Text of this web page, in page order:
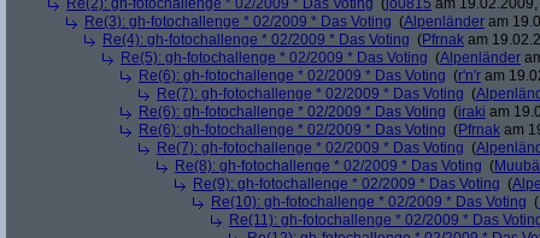
Re(2): gh-fotochallenge * 02/2009 * Das Voting (jo0815 am
Re(3): gh-fotochallenge * 02/2009 * Das Voting (Alpenländer am
Re(4): gh-fotochallenge * 02/2009 * Das Voting (Pfrnak am
Re(5): gh-fotochallenge * 02/2009 * Das Voting (Alpenländer
Re(6): gh-fotochallenge * 02/2009 * Das Voting (r'n'r am
Re(7): gh-fotochallenge * 02/2009 * Das Voting (
Re(6): gh-fotochallenge * 02/2009 * Das Voting (iraki am
Re(6): gh-fotochallenge * 02/2009 * Das Voting (Pfrnak am
Re(7): gh-fotochallenge * 02/2009 * Das Voting (
Re(8): gh-fotochallenge * 02/2009 * Das Voting (
Re(9): gh-fotochallenge * 02/2009 * Das Voting (
Re(10): gh-fotochallenge * 02/2009 * Das Voting (
Re(11): gh-fotochallenge * 02/2009 * Das